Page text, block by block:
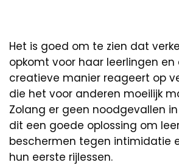
Het is goed om te zien dat
opkomt voor haar leerlingen en
creatieve manier reageert op
die het voor anderen moeilijk
Zolang er geen noodgevallen in
dit een goede oplossing om
beschermen tegen intimidatie
hun eerste rijlessen.